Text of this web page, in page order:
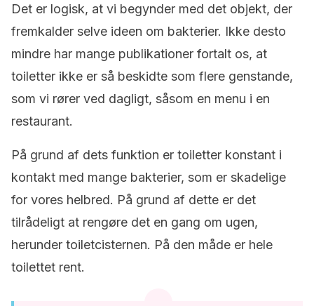
Det er logisk, at vi begynder med det objekt, der
fremkalder selve ideen om bakterier. Ikke desto
mindre har mange publikationer fortalt os, at
toiletter ikke er så beskidte som flere genstande,
som vi rører ved dagligt, såsom en menu i en
restaurant.
På grund af dets funktion er toiletter konstant i
kontakt med mange bakterier, som er skadelige
for vores helbred. På grund af dette er det
tilrådeligt at rengøre det en gang om ugen,
herunder toiletcisternen. På den måde er hele
toilettet rent.